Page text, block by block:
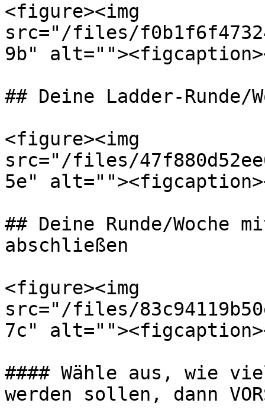
<figure><img
src="/files/
9b"
## Deine Ladder-Runde/
<figure><img
src="/files/
5e"
## Deine Runde/Woche
abschließen
<figure><img
src="/files/
7c"
#### Wähle aus, wie
werden sollen, dann